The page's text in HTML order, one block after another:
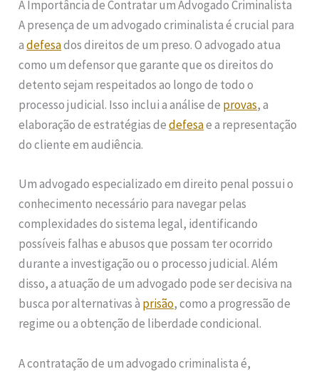
A Importância de Contratar um Advogado Criminalista
A presença de um advogado criminalista é crucial para
adefesados direitos de um preso. O advogado atua
como um defensor que garante que os direitos do
detento sejam respeitados ao longo de todo o
processo judicial. Isso inclui a análise de provas, a
elaboração de estratégias dedefesae a representação
do cliente em audiência.
Um advogado especializado em direito penal possui o
conhecimento necessário para navegar pelas
complexidades do sistema legal, identificando
possíveis falhas e abusos que possam ter ocorrido
durante a investigação ou o processo judicial. Além
disso, a atuação de um advogado pode ser decisiva na
busca por alternativas à prisão, como a progressão de
regime ou a obtenção de liberdade condicional.
A contratação de um advogado criminalista é,